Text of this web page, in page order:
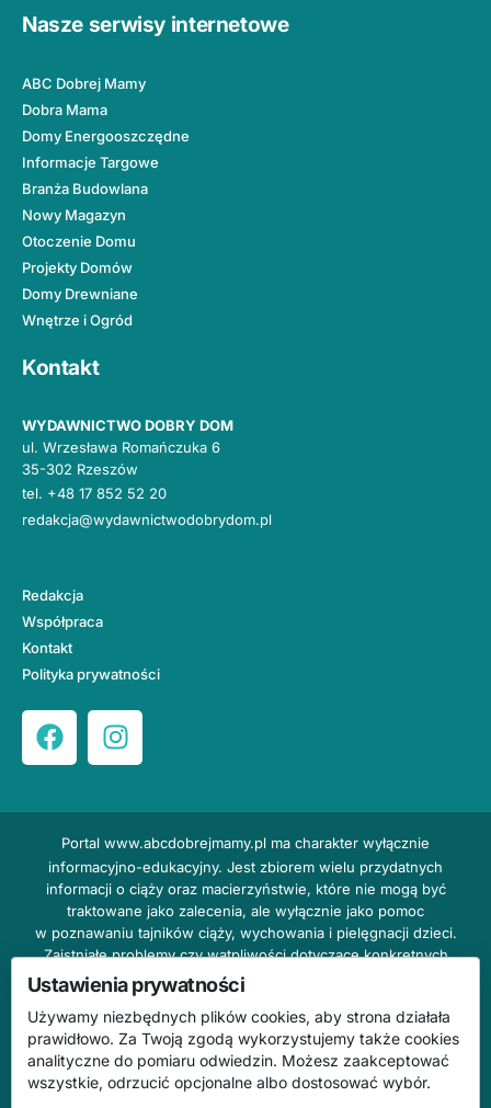
Nasze serwisy internetowe
ABC Dobrej Mamy
Dobra Mama
Domy Energooszczędne
Informacje Targowe
Branża Budowlana
Nowy Magazyn
Otoczenie Domu
Projekty Domów
Domy Drewniane
Wnętrze i Ogród
Kontakt
WYDAWNICTWO DOBRY DOM
ul. Wrzesława Romańczuka 6
35-302 Rzeszów
tel. +48 17 852 52 20
redakcja@wydawnictwodobrydom.pl
Redakcja
Współpraca
Kontakt
Polityka prywatności
Portal www.abcdobrejmamy.pl ma charakter wyłącznie
informacyjno-edukacyjny. Jest zbiorem wielu przydatnych
informacji o ciąży oraz macierzyństwie, które nie mogą być
traktowane jako zalecenia, ale wyłącznie jako pomoc
w poznawaniu tajników ciąży, wychowania i pielęgnacji dzieci.
Zaistniałe problemy czy wątpliwości dotyczące konkretnych
przypadków należy bezzwłocznie konsultować z prowadzącym
lekarzem ginekologiem lub innym stosownym specjalistą w danej
dziedzinie. DOBRY DOM nie odpowiada za treść reklam,
nie ponosi również żadnych konsekwencji prawnych ani
odpowiedzialności za następstwa mogące wyniknąć na skutek
zastosowania podanych informacji bez wcześniejszej konsultacji
Ustawienia prywatności
Używamy niezbędnych plików cookies, aby strona działała
prawidłowo. Za Twoją zgodą wykorzystujemy także cookies
analityczne do pomiaru odwiedzin. Możesz zaakceptować
wszystkie, odrzucić opcjonalne albo dostosować wybór.